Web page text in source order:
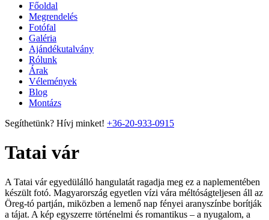
Főoldal
Megrendelés
Fotófal
Galéria
Ajándékutalvány
Rólunk
Árak
Vélemények
Blog
Montázs
Segíthetünk? Hívj minket! +36-20-933-0915
Tatai vár
A Tatai vár egyedülálló hangulatát ragadja meg ez a naplementében
készült fotó. Magyarország egyetlen vízi vára méltóságteljesen áll az
Öreg-tó partján, miközben a lemenő nap fényei aranyszínbe borítják
a tájat. A kép egyszerre történelmi és romantikus – a nyugalom, a